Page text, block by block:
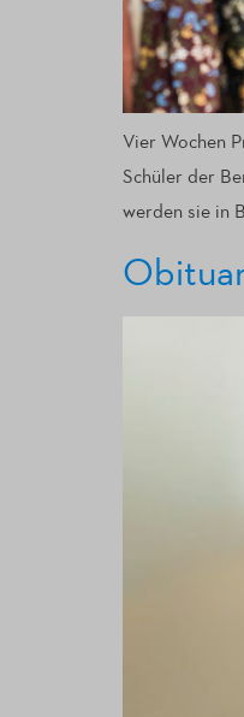
Vier Wochen
Schüler der
werden sie in